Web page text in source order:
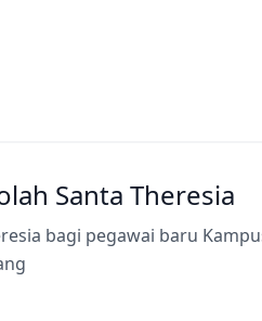
Santa Theresia
bagi pegawai baru